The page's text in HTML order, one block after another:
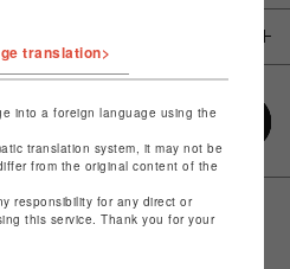
translation>
into a foreign language using the
translation system, it may not be
from the original content of the
responsibility for any direct or
this service. Thank you for your